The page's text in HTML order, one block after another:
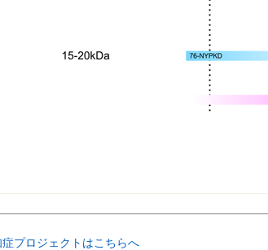
症プロジェクトはこちらへ